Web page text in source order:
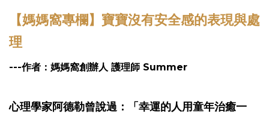
【媽媽窩專欄】寶寶沒有安全感的表現與處
理
---作者：媽媽窩創辦人 護理師 Summer
心理學家阿德勒曾說過​​ ：「幸運的人用童年治癒一